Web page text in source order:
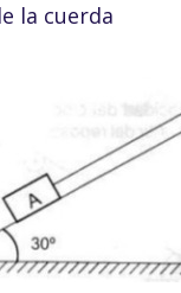
la cuerda